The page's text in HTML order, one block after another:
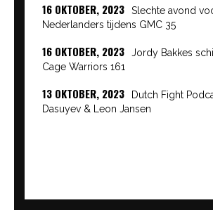
16 OKTOBER, 2023
Slechte avond
Nederlanders tijdens GMC 35
16 OKTOBER, 2023
Jordy Bakkes
Cage Warriors 161
13 OKTOBER, 2023
Dutch Fight
Dasuyev & Leon Jansen